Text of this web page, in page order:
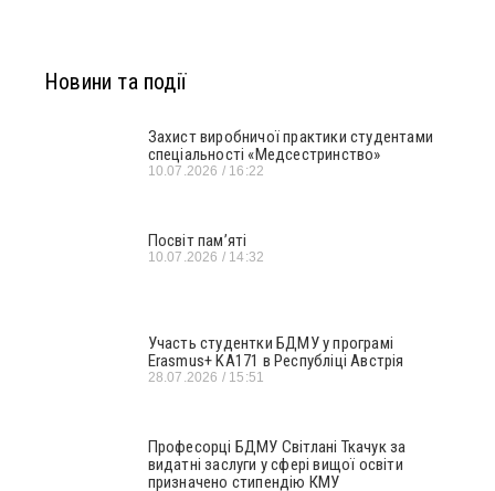
Новини та події
Захист виробничої практики студентами
спеціальності «Медсестринство»
10.07.2026 16:22
Посвіт пам’яті
10.07.2026 14:32
Участь студентки БДМУ у програмі
Erasmus+ KA171 в Республіці Австрія
28.07.2026 15:51
Професорці БДМУ Світлані Ткачук за
видатні заслуги у сфері вищої освіти
призначено стипендію КМУ